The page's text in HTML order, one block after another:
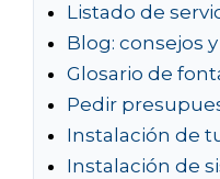
Listado de
Blog: consejos
Glosario de
Pedir
Instalación de
Instalación de